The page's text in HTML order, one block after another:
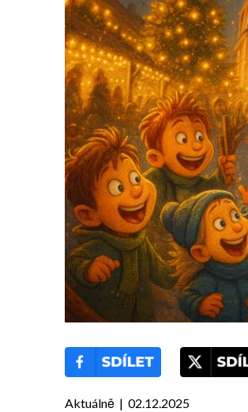
Aktuálně | 02.12.2025